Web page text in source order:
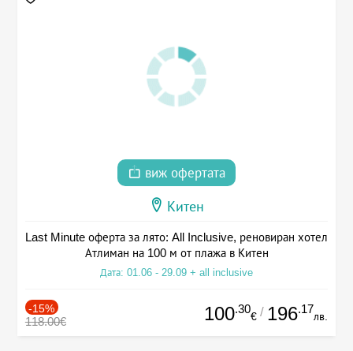
виж офертата
Китен
Last Minute оферта за лято: All Inclusive, реновиран хотел
Атлиман на 100 м от плажа в Китен
Дата: 01.06 - 29.09 + all inclusive
-15%
118.00€ 100.30
€ / 196.17
лв.